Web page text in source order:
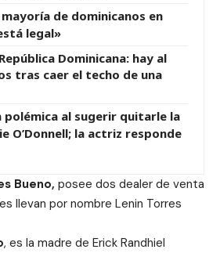
de dominicanos en
legal»
Dominicana: hay al
tras caer el techo de una
polémica al sugerir quitarle la
O’Donnell; la actriz responde
Bueno, posee dos dealer de venta
llevan por nombre Lenin Torres
, es la madre de Erick Randhiel